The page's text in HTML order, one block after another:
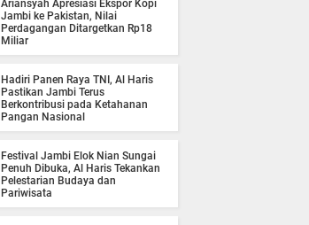
Ariansyah Apresiasi Ekspor Kopi
Jambi ke Pakistan, Nilai
Perdagangan Ditargetkan Rp18
Miliar
Hadiri Panen Raya TNI, Al Haris
Pastikan Jambi Terus
Berkontribusi pada Ketahanan
Pangan Nasional
Festival Jambi Elok Nian Sungai
Penuh Dibuka, Al Haris Tekankan
Pelestarian Budaya dan
Pariwisata